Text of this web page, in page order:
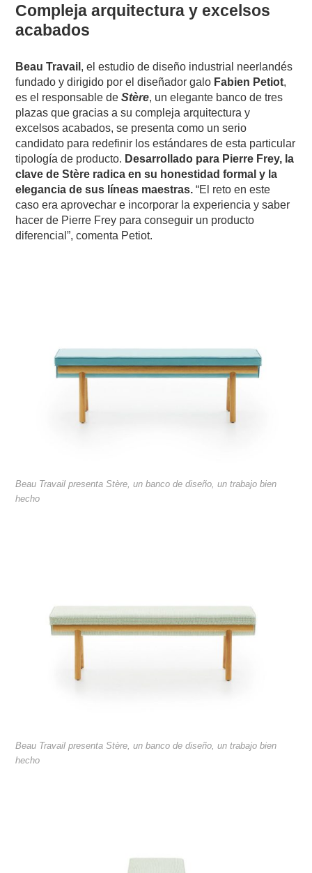
Compleja arquitectura y excelsos
acabados
Beau Travail , el estudio de diseño industrial neerlandés
fundado y dirigido por el diseñador galo Fabien Petiot,
es el responsable deStère, un elegante banco de tres
plazas que gracias a su compleja arquitectura y
excelsos acabados, se presenta como un serio
candidato para redefinir los estándares de esta particular
tipología de producto. Desarrollado para Pierre Frey, la
clave de Stère radica en su honestidad formal y la
elegancia de sus líneas maestras. “El reto en este
caso era aprovechar e incorporar la experiencia y saber
hacer de Pierre Frey para conseguir un producto
diferencial”, comenta Petiot.
Beau Travail presenta Stère, un banco de diseño, un trabajo bien
hecho
Beau Travail presenta Stère, un banco de diseño, un trabajo bien
hecho